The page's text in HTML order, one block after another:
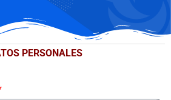
PERSONALES